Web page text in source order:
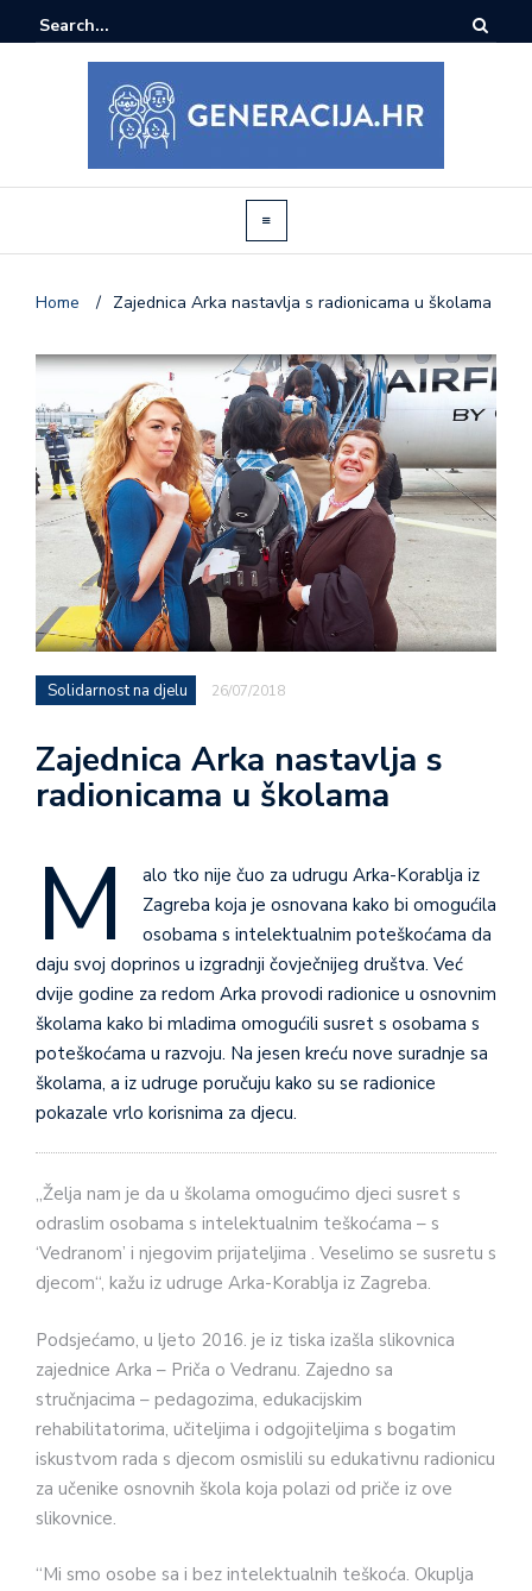
Home / Zajednica Arka nastavlja s radionicama u školama
Solidarnost na djelu 26/07/2018
Zajednica Arka nastavlja s
radionicama u školama
M
alo tko nije čuo za udrugu Arka-Korablja iz
Zagreba koja je osnovana kako bi omogućila
osobama s intelektualnim poteškoćama da
daju svoj doprinos u izgradnji čovječnijeg društva. Već
dvije godine za redom Arka provodi radionice u osnovnim
školama kako bi mladima omogućili susret s osobama s
poteškoćama u razvoju. Na jesen kreću nove suradnje sa
školama, a iz udruge poručuju kako su se radionice
pokazale vrlo korisnima za djecu.
„Želja nam je da u školama omogućimo djeci susret s
odraslim osobama s intelektualnim teškoćama – s
‘Vedranom’ i njegovim prijateljima . Veselimo se susretu s
djecom“, kažu iz udruge Arka-Korablja iz Zagreba.
Podsjećamo, u ljeto 2016. je iz tiska izašla slikovnica
zajednice Arka – Priča o Vedranu. Zajedno sa
stručnjacima – pedagozima, edukacijskim
rehabilitatorima, učiteljima i odgojiteljima s bogatim
iskustvom rada s djecom osmislili su edukativnu radionicu
za učenike osnovnih škola koja polazi od priče iz ove
slikovnice.
“Mi smo osobe sa i bez intelektualnih teškoća. Okuplja